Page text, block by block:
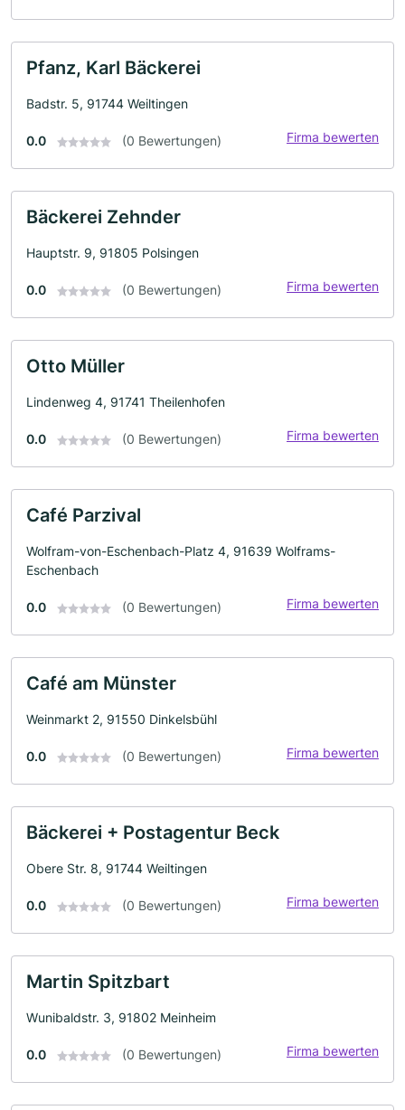
Pfanz, Karl Bäckerei
Badstr. 5, 91744 Weiltingen
0.0 (0 Bewertungen) Firma bewerten
Bäckerei Zehnder
Hauptstr. 9, 91805 Polsingen
0.0 (0 Bewertungen) Firma bewerten
Otto Müller
Lindenweg 4, 91741 Theilenhofen
0.0 (0 Bewertungen) Firma bewerten
Café Parzival
Wolfram-von-Eschenbach-Platz 4, 91639 Wolframs-
Eschenbach
0.0 (0 Bewertungen) Firma bewerten
Café am Münster
Weinmarkt 2, 91550 Dinkelsbühl
0.0 (0 Bewertungen) Firma bewerten
Bäckerei + Postagentur Beck
Obere Str. 8, 91744 Weiltingen
0.0 (0 Bewertungen) Firma bewerten
Martin Spitzbart
Wunibaldstr. 3, 91802 Meinheim
0.0 (0 Bewertungen) Firma bewerten